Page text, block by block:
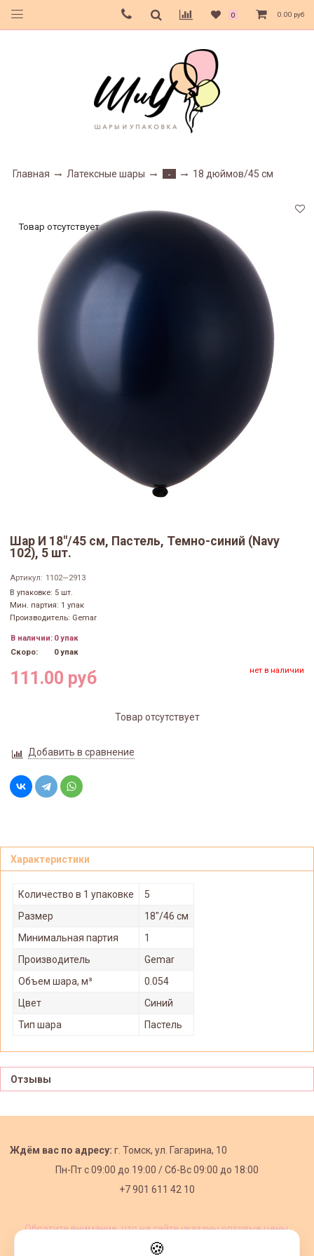
0 0.00 руб
Главная Латексные шары - 18 дюймов/45 см
Товар отсутствует
Шар И 18"/45 см, Пастель, Темно-синий (Navy
102), 5 шт.
Артикул: 1102—2913
В упаковке: 5 шт.
Мин. партия: 1 упак
Производитель: Gemar
В наличии: 0 упак
Скоро:
0 упак
111.00 руб нет в наличии
Товар отсутствует
Добавить в сравнение
Характеристики
Количество в 1 упаковке
5
Размер
18"/46 см
Минимальная партия
1
Производитель
Gemar
Объем шара, м³
0.054
Цвет
Синий
Тип шара
Пастель
Отзывы
Ждём вас по адресу: г. Томск, ул. Гагарина, 10
Пн-Пт с09:00 до 19:00 /Сб-Вс 09:00 до 18:00
+7 901 611 42 10
Обратите внимание, что на сайте указаны оптовые цены,
🍪